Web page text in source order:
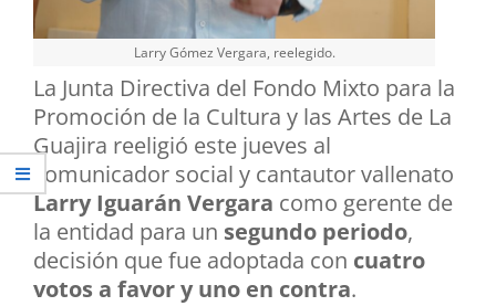
Larry Gómez Vergara, reelegido.
La Junta Directiva del Fondo Mixto para la
Promoción de la Cultura y las Artes de La
Guajira reeligió este jueves al
comunicador social y cantautor vallenato
Larry Iguarán Vergara como gerente de
la entidad para un segundo periodo,
decisión que fue adoptada con cuatro
votos a favor y uno en contra.